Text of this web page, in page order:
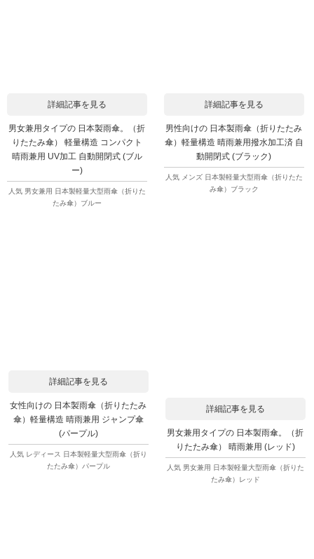
詳細記事を見る
男女兼用タイプの 日本製雨傘。（折
りたたみ傘） 軽量構造 コンパクト
晴雨兼用 UV加工 自動開閉式 (ブル
ー)
人気 男女兼用 日本製軽量大型雨傘（折りた
たみ傘）ブルー
詳細記事を見る
男性向けの 日本製雨傘（折りたたみ
傘）軽量構造 晴雨兼用撥水加工済 自
動開閉式 (ブラック)
人気 メンズ 日本製軽量大型雨傘（折りたた
み傘）ブラック
詳細記事を見る
女性向けの 日本製雨傘（折りたたみ
傘）軽量構造 晴雨兼用 ジャンプ傘
(パープル)
人気 レディース 日本製軽量大型雨傘（折り
たたみ傘）パープル
詳細記事を見る
男女兼用タイプの 日本製雨傘。（折
りたたみ傘） 晴雨兼用 (レッド)
人気 男女兼用 日本製軽量大型雨傘（折りた
たみ傘）レッド